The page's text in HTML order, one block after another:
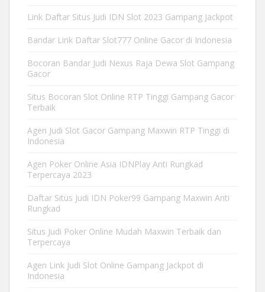
Link Daftar Situs Judi IDN Slot 2023 Gampang Jackpot
Bandar Link Daftar Slot777 Online Gacor di Indonesia
Bocoran Bandar Judi Nexus Raja Dewa Slot Gampang
Gacor
Situs Bocoran Slot Online RTP Tinggi Gampang Gacor
Terbaik
Agen Judi Slot Gacor Gampang Maxwin RTP Tinggi di
Indonesia
Agen Poker Online Asia IDNPlay Anti Rungkad
Terpercaya 2023
Daftar Situs Judi IDN Poker99 Gampang Maxwin Anti
Rungkad
Situs Judi Poker Online Mudah Maxwin Terbaik dan
Terpercaya
Agen Link Judi Slot Online Gampang Jackpot di
Indonesia